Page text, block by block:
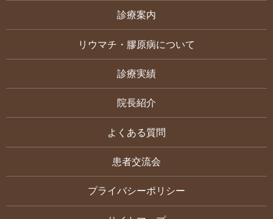
診療案内
リウマチ・膠原病について
診療実績
院長紹介
よくある質問
患者交流会
プライバシーポリシー